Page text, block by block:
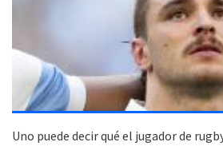
Uno puede decir qué el jugador de